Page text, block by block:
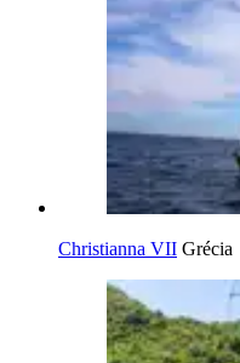
Christianna VII Grécia